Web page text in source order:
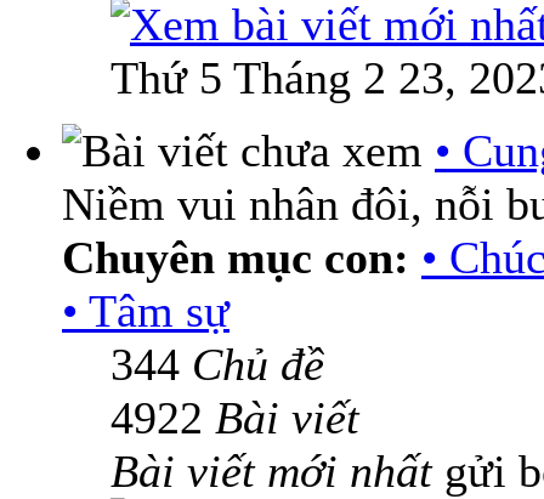
Thứ 5 Tháng 2 23,
•
Niềm vui nhân đôi, nỗi
Chuyên mục con: •
• Tâm sự
344 Chủ đề
4922 Bài viết
Bài viết mới nhấtgửi